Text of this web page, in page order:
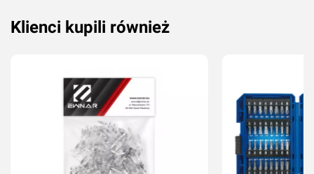
Klienci kupili również